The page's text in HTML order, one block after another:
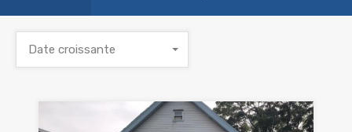
Date croissante